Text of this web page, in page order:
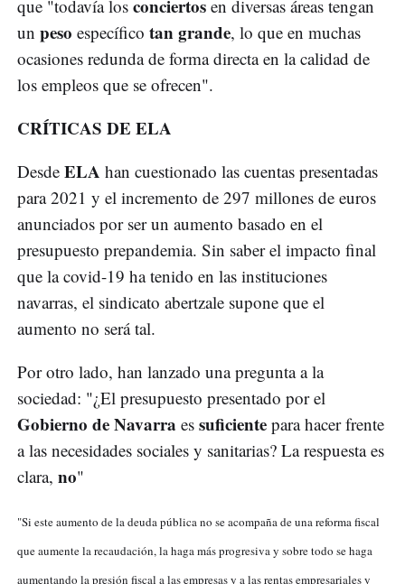
que "todavía los conciertos en diversas áreas tengan
un peso específico tan grande, lo que en muchas
ocasiones redunda de forma directa en la calidad de
los empleos que se ofrecen".
CRÍTICAS DE ELA
Desde ELA han cuestionado las cuentas presentadas
para 2021 y el incremento de 297 millones de euros
anunciados por ser un aumento basado en el
presupuesto prepandemia. Sin saber el impacto final
que la covid-19 ha tenido en las instituciones
navarras, el sindicato abertzale supone que el
aumento no será tal.
Por otro lado, han lanzado una pregunta a la
sociedad: "¿El presupuesto presentado por el
Gobierno de Navarra es suficiente para hacer frente
a las necesidades sociales y sanitarias? La respuesta es
clara, no"
"Si este aumento de la deuda pública no se acompaña de una reforma fiscal
que aumente la recaudación, la haga más progresiva y sobre todo se haga
aumentando la presión fiscal a las empresas y a las rentas empresariales y